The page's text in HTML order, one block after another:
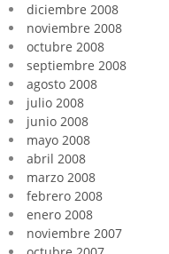
diciembre 2008
noviembre 2008
octubre 2008
septiembre 2008
agosto 2008
julio 2008
junio 2008
mayo 2008
abril 2008
marzo 2008
febrero 2008
enero 2008
noviembre 2007